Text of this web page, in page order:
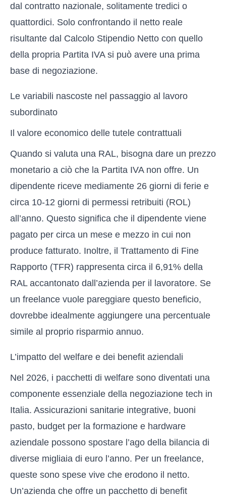
dal contratto nazionale, solitamente tredici o
quattordici. Solo confrontando il netto reale
risultante dal Calcolo Stipendio Netto con quello
della propria Partita IVA si può avere una prima
base di negoziazione.
Le variabili nascoste nel passaggio al lavoro
subordinato
Il valore economico delle tutele contrattuali
Quando si valuta una RAL, bisogna dare un prezzo
monetario a ciò che la Partita IVA non offre. Un
dipendente riceve mediamente 26 giorni di ferie e
circa 10-12 giorni di permessi retribuiti (ROL)
all’anno. Questo significa che il dipendente viene
pagato per circa un mese e mezzo in cui non
produce fatturato. Inoltre, il Trattamento di Fine
Rapporto (TFR) rappresenta circa il 6,91% della
RAL accantonato dall’azienda per il lavoratore. Se
un freelance vuole pareggiare questo beneficio,
dovrebbe idealmente aggiungere una percentuale
simile al proprio risparmio annuo.
L’impatto del welfare e dei benefit aziendali
Nel 2026, i pacchetti di welfare sono diventati una
componente essenziale della negoziazione tech in
Italia. Assicurazioni sanitarie integrative, buoni
pasto, budget per la formazione e hardware
aziendale possono spostare l’ago della bilancia di
diverse migliaia di euro l’anno. Per un freelance,
queste sono spese vive che erodono il netto.
Un’azienda che offre un pacchetto di benefit